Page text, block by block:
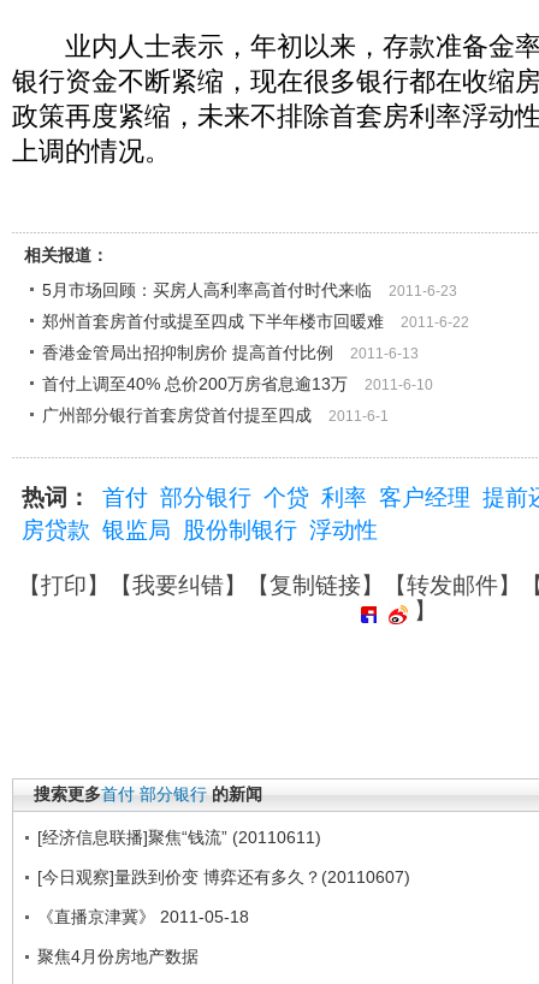
业内人士表示，年初以来，存款准备金
银行资金不断紧缩，现在很多银行都在收缩
政策再度紧缩，未来不排除首套房利率浮动
上调的情况。
相关报道：
5月市场回顾：买房人高利率高首付时代来临
2011-6-23
郑州首套房首付或提至四成 下半年楼市回暖难 2011-6-22
香港金管局出招抑制房价 提高首付比例 2011-6-13
首付上调至40% 总价200万房省息逾13万 2011-6-10
广州部分银行首套房贷首付提至四成 2011-6-1
热词： 首付 部分银行 个贷 利率 客户经理 提前
房贷款 银监局 股份制银行 浮动性
【打印】【我要纠错】【复制链接】【转发邮件】
】
搜索更多首付 部分银行 的新闻
[经济信息联播]聚焦“钱流” (20110611)
[今日观察]量跌到价变 博弈还有多久？(20110607)
《直播京津冀》 2011-05-18
聚焦4月份房地产数据